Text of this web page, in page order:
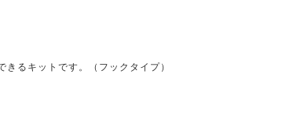
るキットです。（フックタイプ）